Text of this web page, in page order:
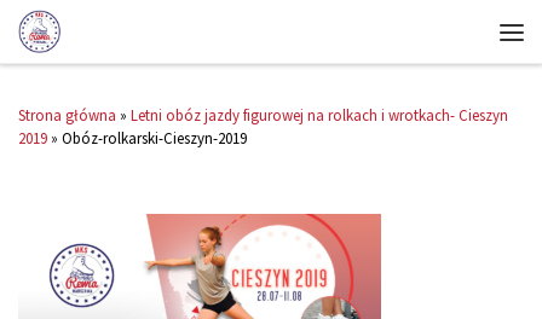
Strona główna » Letni obóz jazdy figurowej na rolkach i wrotkach- Cieszyn
2019 » Obóz-rolkarski-Cieszyn-2019